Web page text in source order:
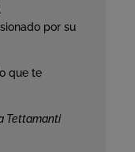
por su
que te
Tettamanti